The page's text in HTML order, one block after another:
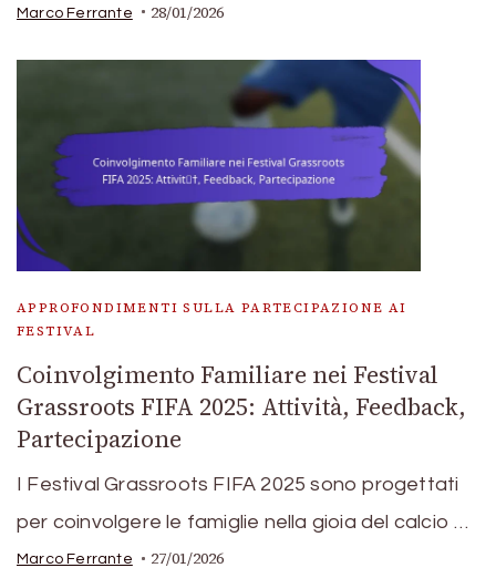
Marco Ferrante 28/01/2026
APPROFONDIMENTI SULLA PARTECIPAZIONE AI
FESTIVAL
Coinvolgimento Familiare nei Festival
Grassroots FIFA 2025: Attività, Feedback,
Partecipazione
I Festival Grassroots FIFA 2025 sono progettati
per coinvolgere le famiglie nella gioia del calcio …
Marco Ferrante 27/01/2026